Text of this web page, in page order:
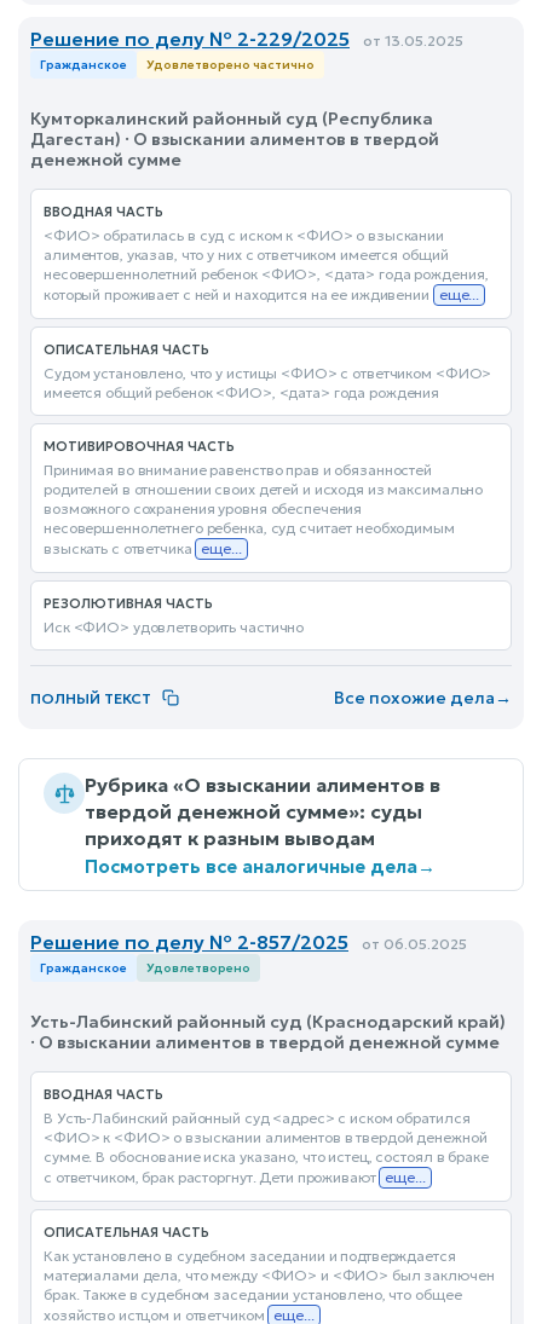
Решение по делу № 2-229/2025 от 13.05.2025
Гражданское Удовлетворено частично
Кумторкалинский районный суд (Республика
Дагестан) · О взыскании алиментов в твердой
денежной сумме
ВВОДНАЯ ЧАСТЬ
<ФИО> обратилась в суд с иском к <ФИО> о взыскании
алиментов, указав, что у них с ответчиком имеется общий
несовершеннолетний ребенок <ФИО>, <дата> года рождения,
который проживает с ней и находится на ее иждивении
еще...
ОПИСАТЕЛЬНАЯ ЧАСТЬ
Судом установлено, что у истицы <ФИО> с ответчиком <ФИО>
имеется общий ребенок <ФИО>, <дата> года рождения
МОТИВИРОВОЧНАЯ ЧАСТЬ
Принимая во внимание равенство прав и обязанностей
родителей в отношении своих детей и исходя из максимально
возможного сохранения уровня обеспечения
несовершеннолетнего ребенка, суд считает необходимым
взыскать с ответчика еще...
РЕЗОЛЮТИВНАЯ ЧАСТЬ
Иск <ФИО> удовлетворить частично
ПОЛНЫЙ ТЕКСТ Все похожие дела→
Рубрика «О взыскании алиментов в
твердой денежной сумме»: суды
приходят к разным выводам
Посмотреть все аналогичные дела→
Решение по делу № 2-857/2025 от 06.05.2025
Гражданское Удовлетворено
Усть-Лабинский районный суд (Краснодарский край)
· О взыскании алиментов в твердой денежной сумме
ВВОДНАЯ ЧАСТЬ
В Усть-Лабинский районный суд <адрес> с иском обратился
<ФИО> к <ФИО> о взыскании алиментов в твердой денежной
сумме. В обоснование иска указано, что истец, состоял в браке
с ответчиком, брак расторгнут. Дети проживают еще...
ОПИСАТЕЛЬНАЯ ЧАСТЬ
Как установлено в судебном заседании и подтверждается
материалами дела, что между <ФИО> и <ФИО> был заключен
брак. Также в судебном заседании установлено, что общее
хозяйство истцом и ответчиком еще...